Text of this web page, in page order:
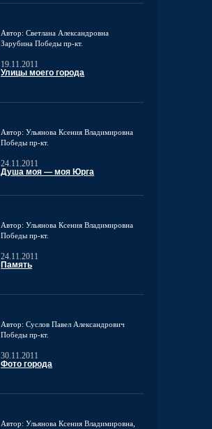
Автор: Светлана Александровна
Зарубина Победы пр-кт.
19.11.2011
Улицы моего города
Автор: Ульянова Ксения Владимировна
Победы пр-кт.
24.11.2011
Душа моя — моя Юрга
Автор: Ульянова Ксения Владимировна
Победы пр-кт.
24.11.2011
Память
Автор: Суслов Павел Александрович
Победы пр-кт.
30.11.2011
Фото города
Автор: Ульянова Ксения Владимировна,